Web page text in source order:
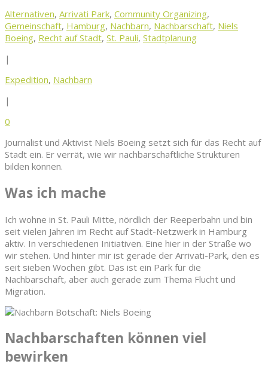
Alternativen, Arrivati Park, Community Organizing,
Gemeinschaft, Hamburg, Nachbarn, Nachbarschaft, Niels
Boeing, Recht auf Stadt, St. Pauli, Stadtplanung
|
Expedition, Nachbarn
|
0
Journalist und Aktivist Niels Boeing setzt sich für das Recht auf
Stadt ein. Er verrät, wie wir nachbarschaftliche Strukturen
bilden können.
Was ich mache
Ich wohne in St. Pauli Mitte, nördlich der Reeperbahn und bin
seit vielen Jahren im Recht auf Stadt-Netzwerk in Hamburg
aktiv. In verschiedenen Initiativen. Eine hier in der Straße wo
wir stehen. Und hinter mir ist gerade der Arrivati-Park, den es
seit sieben Wochen gibt. Das ist ein Park für die
Nachbarschaft, aber auch gerade zum Thema Flucht und
Migration.
Nachbarschaften können viel
bewirken